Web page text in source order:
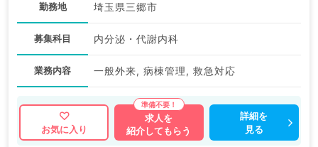
勤務地 埼玉県三郷市
募集科目 内分泌・代謝内科
業務内容 一般外来, 病棟管理, 救急対応
お気に入り
求人を
紹介してもらう
詳細を
見る